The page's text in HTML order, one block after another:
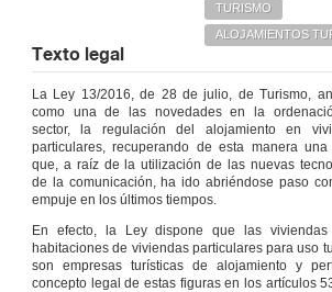
TURISMO
ALOJAMIENTOS
Texto legal
La Ley 13/2016, de 28 de julio, de Turismo,
como una de las novedades en la
sector, la regulación del alojamiento en
particulares, recuperando de esta manera una
que, a raíz de la utilización de las nuevas
de la comunicación, ha ido abriéndose paso
empuje en los últimos tiempos.
En efecto, la Ley dispone que las
habitaciones de viviendas particulares para uso
son empresas turísticas de alojamiento y
concepto legal de estas figuras en los artículos